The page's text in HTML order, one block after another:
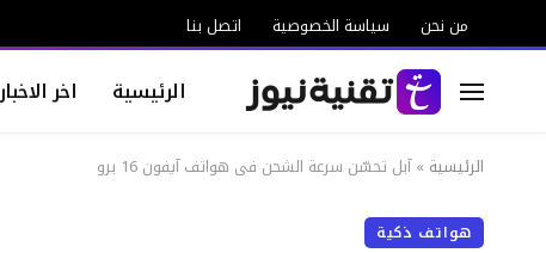
من نحن سياسة الخصوصية اتصل بنا
الرئيسية اخر الاخبار
الرئيسية »آبل تحسّن سرعة الشحن في هواتف آيفون 16 برو
هواتف ذكية